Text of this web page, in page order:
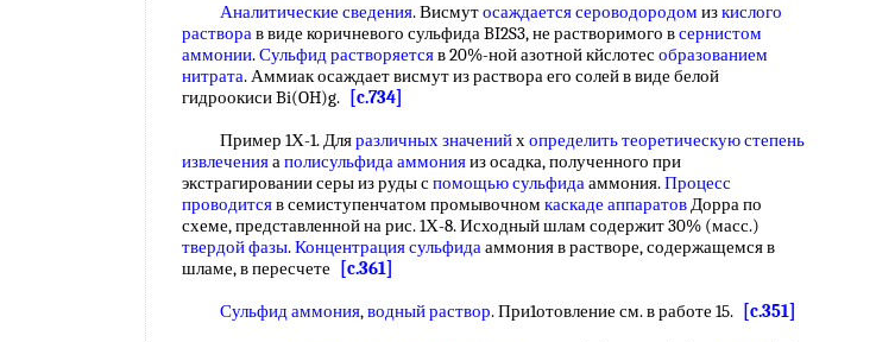
Аналитические сведения. Висмутосаждается сероводородом изкислого
растворав виде коричневого сульфида BI2S3, не растворимого всернистом
аммонии.Сульфид растворяетсяв 20%-ной азотной кйслотесобразованием
нитрата. Аммиак осаждает висмут из раствора его солей в виде белой
гидроокиси Bi(OH)g.
[c.734]
Пример 1Х-1. Дляразличных значенийхопределить теоретическуюстепень
извлеченияаполисульфида аммонияиз осадка, полученного при
экстрагировании серы из руды спомощью сульфидааммония.Процесс
проводитсяв семиступенчатом промывочном каскаде аппаратовДорра по
схеме, представленной на рис. 1Х-8. Исходный шлам содержит 30% (масс.)
твердой фазы.Концентрация сульфидааммония в растворе, содержащемся в
шламе, в пересчете
[c.361]
Сульфид аммония,водный раствор. При1отовление см. в работе 15.
[c.351]